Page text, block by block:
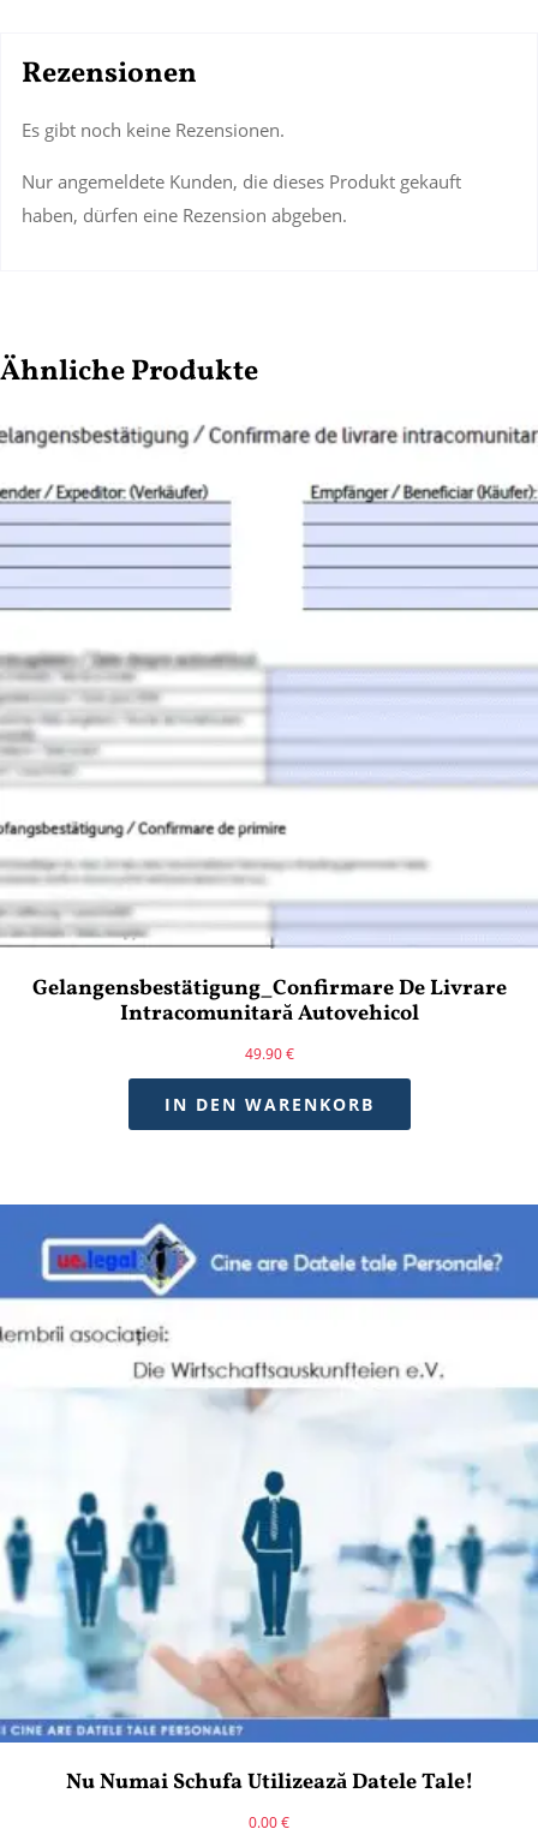
Rezensionen
Es gibt noch keine Rezensionen.
Nur angemeldete Kunden, die dieses Produkt gekauft
haben, dürfen eine Rezension abgeben.
Ähnliche Produkte
Gelangensbestätigung_Confirmare De Livrare
Intracomunitară Autovehicol
49.90€
IN DEN WARENKORB
Nu Numai Schufa Utilizează Datele Tale!
0.00€